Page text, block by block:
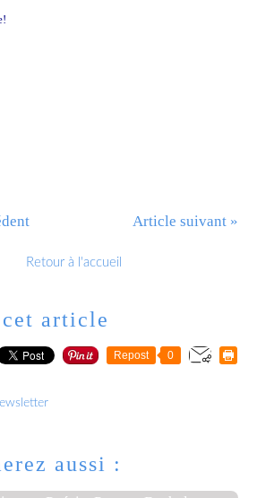
Article suivant »
Retour à l'accueil
article
Repost 0
aussi :